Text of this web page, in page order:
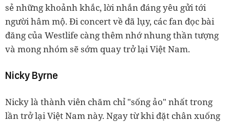
sẻ những khoảnh khắc, lời nhắn đáng yêu gửi tới
người hâm mộ. Đi concert về đã lụy, các fan đọc bài
đăng của Westlife càng thêm nhớ nhung thần tượng
và mong nhóm sẽ sớm quay trở lại Việt Nam.
Nicky Byrne
Nicky là thành viên chăm chỉ "sống ảo" nhất trong
lần trở lại Việt Nam này. Ngay từ khi đặt chân xuống